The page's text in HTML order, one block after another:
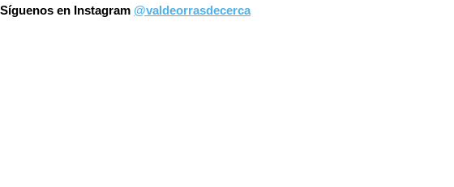
Síguenos en Instagram @valdeorrasdecerca